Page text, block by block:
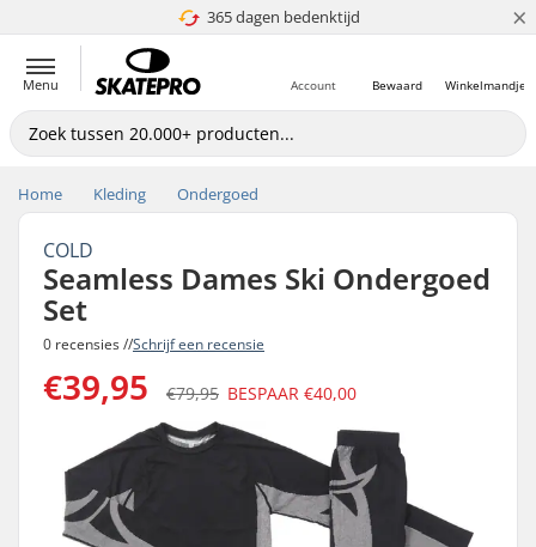
365 dagen bedenktijd
4.8 van 5 ×
Menu Winkelmandje
Bewaard
Account
Home Kleding Ondergoed
COLD
Seamless Dames Ski Ondergoed
Set
0 recensies //Schrijf een recensie
€39,95 €79,95 BESPAAR €40,00